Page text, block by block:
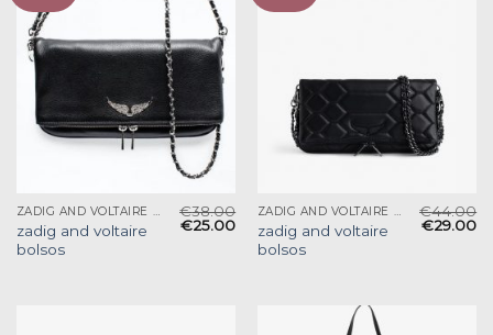
ZADIG AND VOLTAIRE BOLSOS
zadig and voltaire
bolsos
€38.00
€25.00
ZADIG AND VOLTAIRE BOLSOS
zadig and voltaire
bolsos
€44.00
€29.00